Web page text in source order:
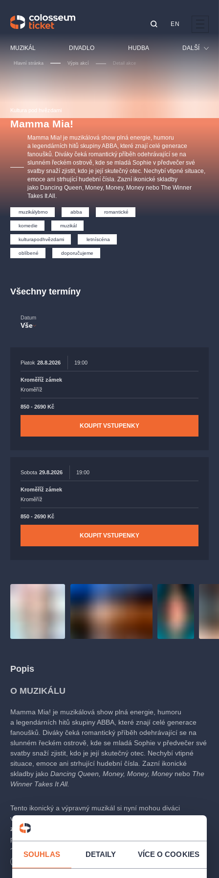
SOUHLAS DETAILY VÍCE O COOKIES
MUZIKÁL DIVADLO HUDBA DALŠÍ
Ostatní
EN
Hlavní stránka Výpis akcí Detail akce
Kultura pod hvězdami
Mamma Mia!
Mamma Mia! je muzikálová show plná energie, humoru
a legendárních hitů skupiny ABBA, které znají celé generace
fanoušků. Diváky čeká romantický příběh odehrávající se na
slunném řeckém ostrově, kde se mladá Sophie v předvečer své
svatby snaží zjistit, kdo je její skutečný otec. Nechybí vtipné situace,
emoce ani strhující hudební čísla. Zazní ikonické skladby
jako Dancing Queen, Money, Money, Money nebo The Winner
Takes It All.
muzikálybrno abba romantické
komedie muzikál
kulturapodhvězdami letníscéna
oblíbené doporučujeme
Všechny termíny
Datum
Vše
Piatok 28.8.2026 19:00
Kroměříž zámek
Kroměříž
850 - 2690 Kč
KOUPIT VSTUPENKY
Sobota 29.8.2026 19:00
Kroměříž zámek
Kroměříž
850 - 2690 Kč
KOUPIT VSTUPENKY
Popis
O MUZIKÁLU
Mamma Mia! je muzikálová show plná energie, humoru
a legendárních hitů skupiny ABBA, které znají celé generace
fanoušků. Diváky čeká romantický příběh odehrávající se na
slunném řeckém ostrově, kde se mladá Sophie v předvečer své
svatby snaží zjistit, kdo je její skutečný otec. Nechybí vtipné
situace, emoce ani strhující hudební čísla. Zazní ikonické
skladby jako Dancing Queen, Money, Money, Money nebo The
Winner Takes It All.
Tento ikonický a výpravný muzikál si nyní mohou diváci
vychutnat pod širým nebem v jedinečné atmosféře
zahrady v Kroměříži
představení s živým orchestrem, působivou scénou,
choreografiemi i skvělými hereckými a pěveckými výkony.
Mamma Mia! nabízí večer plný emocí, zábavy a hudby, která
vás zvedne ze sedadel.
OBYČEJNÁ HOLKA
Agentura 44, s.r.o.
s.r.o.
Ostatní hledají
muzikálypraha
Nejnavštěvovanější
muzikálypraha divadlopraha
filmováhudba státníopera
národnídivadlo činohra